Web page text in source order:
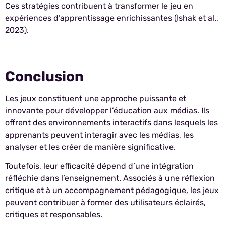
Ces stratégies contribuent à transformer le jeu en
expériences d’apprentissage enrichissantes (Ishak et al.,
2023).
Conclusion
Les jeux constituent une approche puissante et
innovante pour développer l’éducation aux médias. Ils
offrent des environnements interactifs dans lesquels les
apprenants peuvent interagir avec les médias, les
analyser et les créer de manière significative.
Toutefois, leur efficacité dépend d’une intégration
réfléchie dans l’enseignement. Associés à une réflexion
critique et à un accompagnement pédagogique, les jeux
peuvent contribuer à former des utilisateurs éclairés,
critiques et responsables.